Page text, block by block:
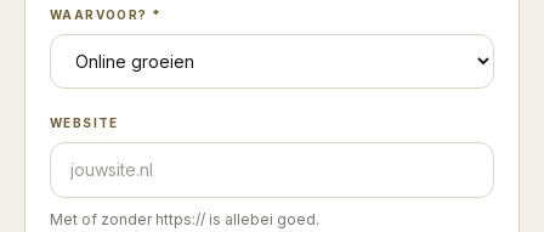
WAARVOOR? *
WEBSITE
Met of zonder https:// is allebei goed.